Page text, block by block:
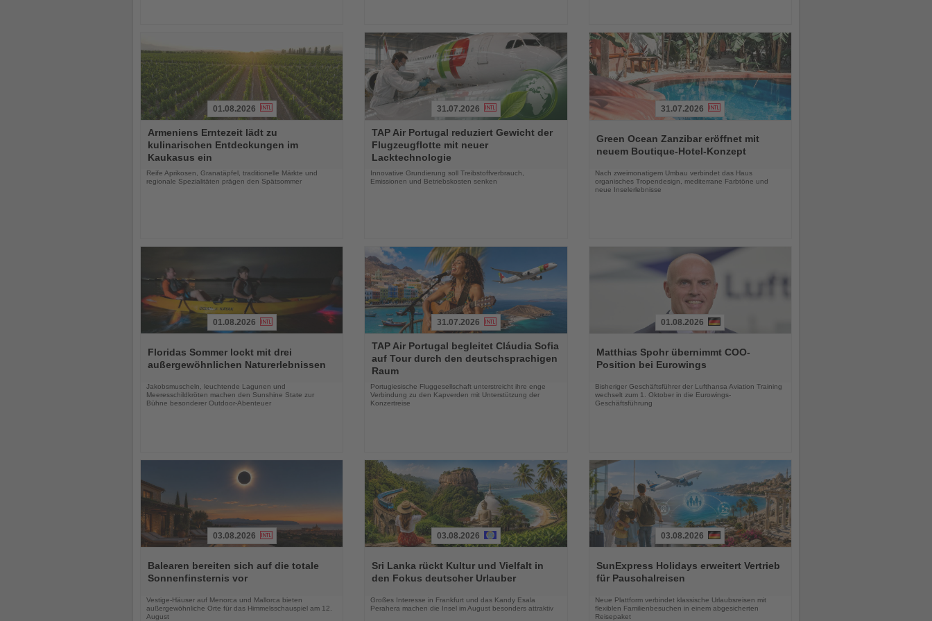
Sie
die
Nachrichten
01.08.2026
Armeniens Erntezeit lädt zu
kulinarischen Entdeckungen im
Kaukasus ein
Reife Aprikosen, Granatäpfel, traditionelle Märkte und
regionale Spezialitäten prägen den Spätsommer
Sie
die
Nachrichten
31.07.2026
TAP Air Portugal reduziert Gewicht der
Flugzeugflotte mit neuer
Lacktechnologie
Innovative Grundierung soll Treibstoffverbrauch,
Emissionen und Betriebskosten senken
Sie
die
31.07.2026
Green Ocean Zanzibar eröffnet mit
neuem Boutique-Hotel-Konzept
Nach zweimonatigem Umbau verbindet das Haus
organisches Tropendesign, mediterrane Farbtöne und
neue Inselerlebnisse
Sie
die
Nachrichten
01.08.2026
Floridas Sommer lockt mit drei
außergewöhnlichen Naturerlebnissen
Jakobsmuscheln, leuchtende Lagunen und
Meeresschildkröten machen den Sunshine State zur
Bühne besonderer Outdoor-Abenteuer
Sie
die
Nachrichten
31.07.2026
TAP Air Portugal begleitet Cláudia Sofia
auf Tour durch den deutschsprachigen
Raum
Portugiesische Fluggesellschaft unterstreicht ihre enge
Verbindung zu den Kapverden mit Unterstützung der
Konzertreise
Sie
die
01.08.2026
Matthias Spohr übernimmt COO-
Position bei Eurowings
Bisheriger Geschäftsführer der Lufthansa Aviation Training
wechselt zum 1. Oktober in die Eurowings-
Geschäftsführung
Sie
die
03.08.2026
Balearen bereiten sich auf die totale
Sonnenfinsternis vor
Vestige-Häuser auf Menorca und Mallorca bieten
außergewöhnliche Orte für das Himmelsschauspiel am 12.
August
Sie
die
03.08.2026
Sri Lanka rückt Kultur und Vielfalt in
den Fokus deutscher Urlauber
Großes Interesse in Frankfurt und das Kandy Esala
Perahera machen die Insel im August besonders attraktiv
Sie
die
03.08.2026
SunExpress Holidays erweitert Vertrieb
für Pauschalreisen
Neue Plattform verbindet klassische Urlaubsreisen mit
flexiblen Familienbesuchen in einem abgesicherten
Reisepaket